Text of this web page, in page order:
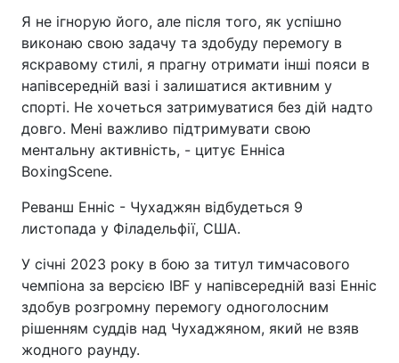
Я не ігнорую його, але після того, як успішно
виконаю свою задачу та здобуду перемогу в
яскравому стилі, я прагну отримати інші пояси в
напівсередній вазі і залишатися активним у
спорті. Не хочеться затримуватися без дій надто
довго. Мені важливо підтримувати свою
ментальну активність, - цитує Енніса
BoxingScene.
Реванш Енніс - Чухаджян відбудеться 9
листопада у Філадельфії, США.
У січні 2023 року в бою за титул тимчасового
чемпіона за версією IBF у напівсередній вазі Енніс
здобув розгромну перемогу одноголосним
рішенням суддів над Чухаджяном, який не взяв
жодного раунду.